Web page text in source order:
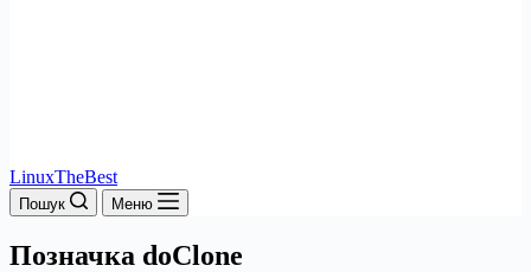
LinuxTheBest
Пошук Меню
Позначка doClone